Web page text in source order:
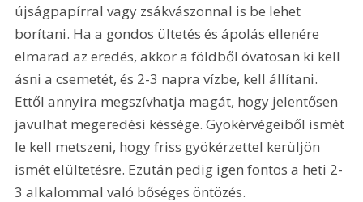
újságpapírral vagy zsákvászonnal is be lehet
borítani. Ha a gondos ültetés és ápolás ellenére
elmarad az eredés, akkor a földből óvatosan ki kell
ásni a csemetét, és 2-3 napra vízbe, kell állítani.
Ettől annyira megszívhatja magát, hogy jelentősen
javulhat megeredési késsége. Gyökérvégeiből ismét
le kell metszeni, hogy friss gyökérzettel kerüljön
ismét elültetésre. Ezután pedig igen fontos a heti 2-
3 alkalommal való bőséges öntözés.